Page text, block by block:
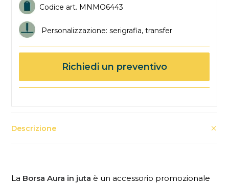
Codice art. MNMO6443
Personalizzazione: serigrafia, transfer
Richiedi un preventivo
Descrizione
La Borsa Aura in juta è un accessorio promozionale